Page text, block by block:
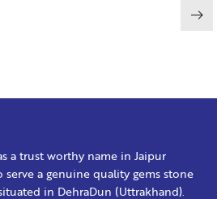
a trust worthy name in Jaipur
serve a genuine quality gems stone
in DehraDun (Uttrakhand).